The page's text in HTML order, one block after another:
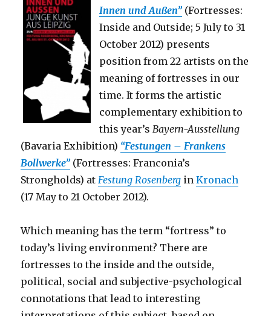
Innen und Außen” (Fortresses:
Inside and Outside; 5 July to 31
October 2012) presents
position from 22 artists on the
meaning of fortresses in our
time. It forms the artistic
complementary exhibition to
this year’sBayern-Ausstellung
(Bavaria Exhibition) “Festungen – Frankens
Bollwerke” (Fortresses: Franconia’s
Strongholds) atFestung Rosenberg inKronach
(17 May to 21 October 2012).
Which meaning has the term “fortress” to
today’s living environment? There are
fortresses to the inside and the outside,
political, social and subjective-psychological
connotations that lead to interesting